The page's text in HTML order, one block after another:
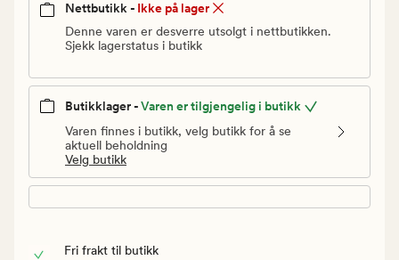
Nettbutikk - Ikke på lager
Denne varen er desverre utsolgt i nettbutikken.
Sjekk lagerstatus i butikk
Butikklager -Varen er tilgjengelig i butikk
Varen finnes i butikk, velg butikk for å se
aktuell beholdning
Velg butikk
Fri frakt til butikk